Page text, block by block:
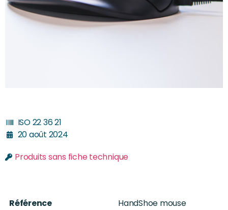
ISO 22 36 21
20 août 2024
Produits sans fiche technique
Référence HandShoe mouse